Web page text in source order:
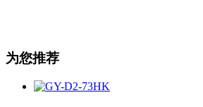
为您推荐